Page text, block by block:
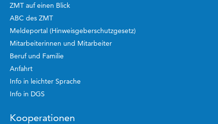
ZMT auf einen Blick
ABC des ZMT
Meldeportal (Hinweisgeberschutzgesetz)
Mitarbeiterinnen und Mitarbeiter
Beruf und Familie
Anfahrt
Info in leichter Sprache
Info in DGS
Kooperationen